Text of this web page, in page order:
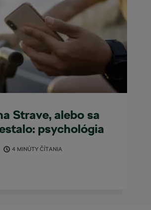
Strave, alebo sa
psychológia
úspechu
4 MINÚTY ČÍTANIA